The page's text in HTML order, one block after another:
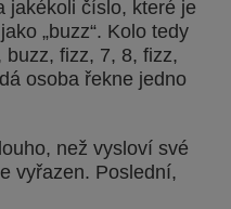
jakékoli číslo, které je
„buzz“. Kolo tedy
buzz, fizz, 7, 8, fizz,
osoba řekne jedno
než vysloví své
vyřazen. Poslední,